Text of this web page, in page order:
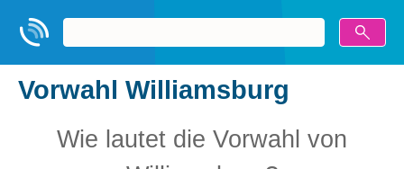
Vorwahl Williamsburg
Wie lautet die Vorwahl von